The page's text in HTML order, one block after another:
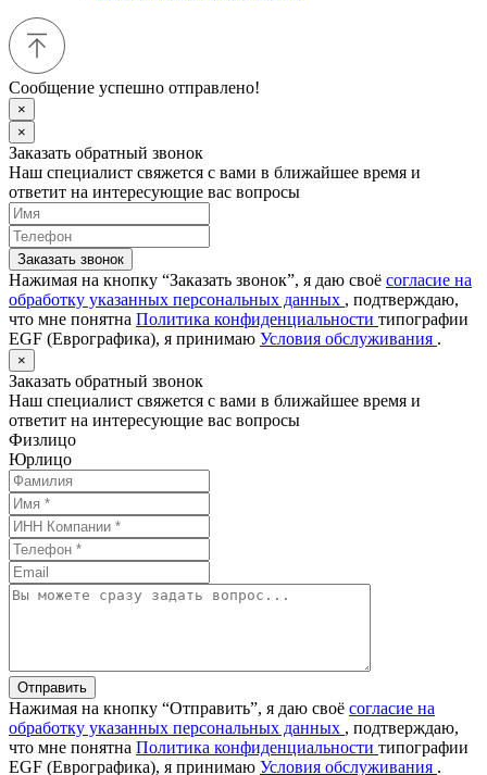
Сообщение успешно отправлено!
×
×
Заказать обратный звонок
Наш специалист свяжется с вами в ближайшее время и
ответит на интересующие вас вопросы
Заказать звонок
Нажимая на кнопку “Заказать звонок”, я даю своё согласие на
обработку указанных персональных данных , подтверждаю,
что мне понятна Политика конфиденциальности типографии
EGF (Еврографика), я принимаю Условия обслуживания .
×
Заказать обратный звонок
Наш специалист свяжется с вами в ближайшее время и
ответит на интересующие вас вопросы
Физлицо
Юрлицо
Отправить
Нажимая на кнопку “Отправить”, я даю своё согласие на
обработку указанных персональных данных , подтверждаю,
что мне понятна Политика конфиденциальности типографии
EGF (Еврографика), я принимаю Условия обслуживания .